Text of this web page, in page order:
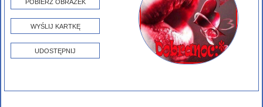
POBIERZ OBRAZEK
WYŚLIJ KARTKĘ
UDOSTĘPNIJ